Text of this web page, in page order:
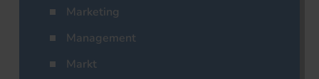
Marketing
Management
Markt